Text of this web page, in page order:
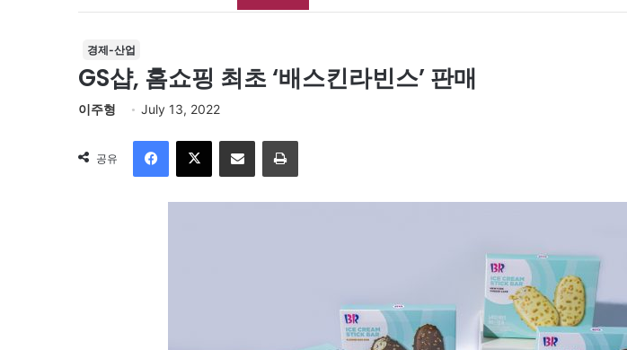
경제-산업
GS샵, 홈쇼핑 최초 ‘배스킨라빈스’ 판매
이주형 July 13, 2022
공유
이메일